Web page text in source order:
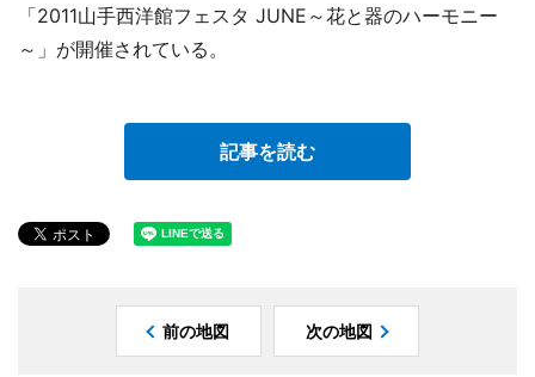
「2011山手西洋館フェスタ JUNE～花と器のハーモニー
～」が開催されている。
記事を読む
前の地図 次の地図